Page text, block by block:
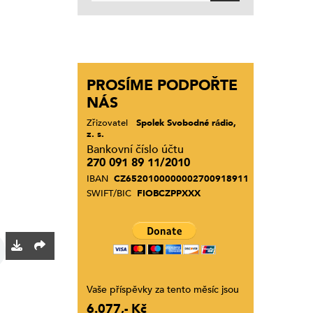
PROSÍME PODPOŘTE
NÁS
Zřizovatel
Spolek Svobodné rádio,
z. s.
Bankovní číslo účtu
270 091 89 11/2010
IBAN CZ6520100000002700918911
SWIFT/BIC FIOBCZPPXXX
Vaše příspěvky za tento měsíc jsou
6.077,- Kč